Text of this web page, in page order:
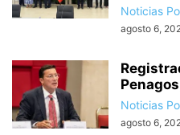
Noticias
agosto 6,
Noticias
agosto 6,